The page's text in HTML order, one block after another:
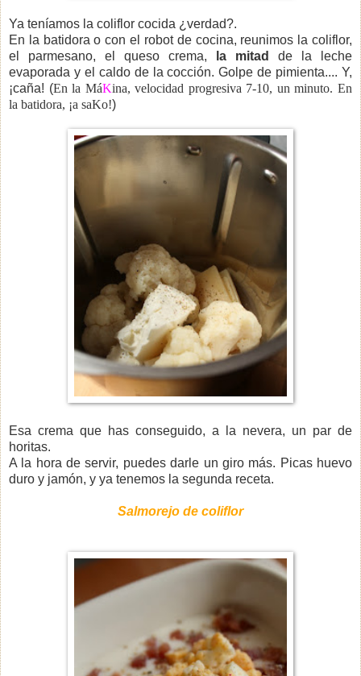
Ya teníamos la coliflor cocida ¿verdad?.
En la batidora o con el robot de cocina, reunimos la coliflor,
el parmesano, el queso crema,
la mitad
de la leche
evaporada y el caldo de la cocción. Golpe de pimienta.... Y,
¡caña! (En la MáKina, velocidad progresiva 7-10, un minuto. En
la batidora, ¡a saKo!)
Esa crema que has conseguido, a la nevera, un par de
horitas.
A la hora de servir, puedes darle un giro más. Picas huevo
duro y jamón, y ya tenemos la segunda receta.
Salmorejo de coliflor